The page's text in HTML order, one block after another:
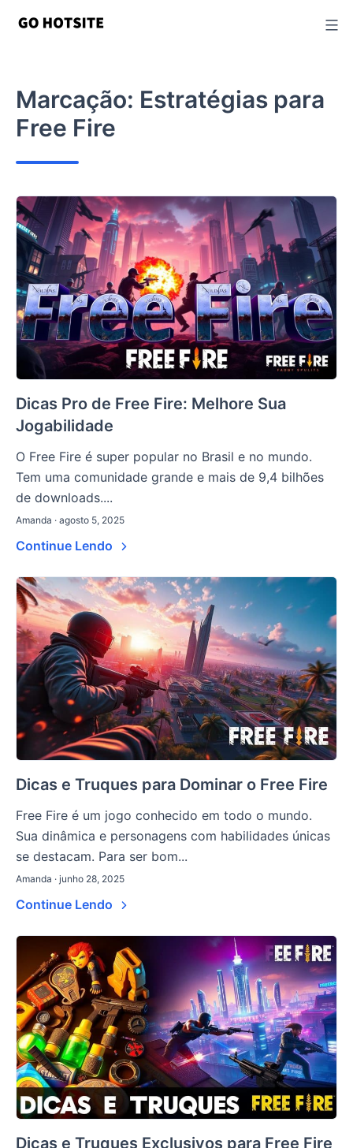
Marcação: Estratégias para
Free Fire
Dicas Pro de Free Fire: Melhore Sua
Jogabilidade
O Free Fire é super popular no Brasil e no mundo.
Tem uma comunidade grande e mais de 9,4 bilhões
de downloads....
Amanda · agosto 5, 2025
Continue Lendo
Dicas e Truques para Dominar o Free Fire
Free Fire é um jogo conhecido em todo o mundo.
Sua dinâmica e personagens com habilidades únicas
se destacam. Para ser bom...
Amanda · junho 28, 2025
Continue Lendo
Dicas e Truques Exclusivos para Free Fire